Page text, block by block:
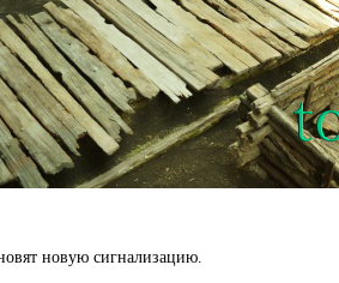
новую сигнализацию.